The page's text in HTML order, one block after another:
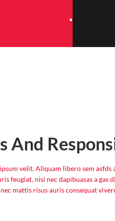
And
velit. Aliquam libero sem asfds
feugiat, nisi nec dapibuasas a
mattis risus auris consequat